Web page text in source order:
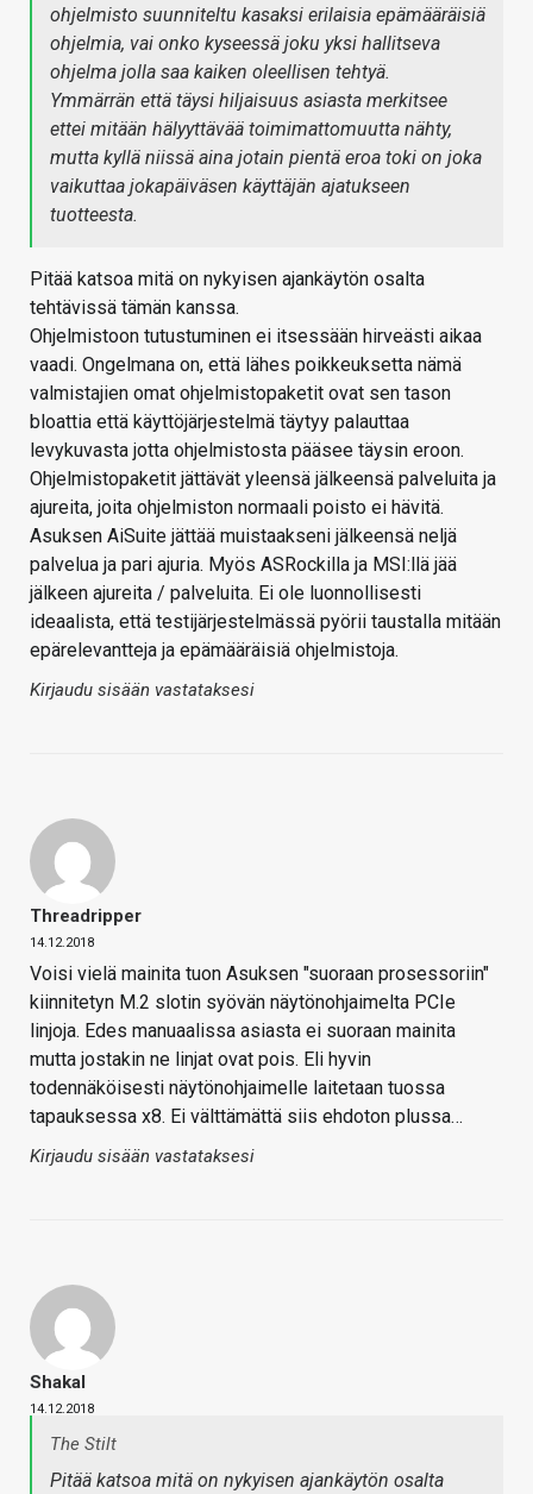
ohjelmisto suunniteltu kasaksi erilaisia epämääräisiä
ohjelmia, vai onko kyseessä joku yksi hallitseva
ohjelma jolla saa kaiken oleellisen tehtyä.
Ymmärrän että täysi hiljaisuus asiasta merkitsee
ettei mitään hälyyttävää toimimattomuutta nähty,
mutta kyllä niissä aina jotain pientä eroa toki on joka
vaikuttaa jokapäiväsen käyttäjän ajatukseen
tuotteesta.
Pitää katsoa mitä on nykyisen ajankäytön osalta
tehtävissä tämän kanssa.
Ohjelmistoon tutustuminen ei itsessään hirveästi aikaa
vaadi. Ongelmana on, että lähes poikkeuksetta nämä
valmistajien omat ohjelmistopaketit ovat sen tason
bloattia että käyttöjärjestelmä täytyy palauttaa
levykuvasta jotta ohjelmistosta pääsee täysin eroon.
Ohjelmistopaketit jättävät yleensä jälkeensä palveluita ja
ajureita, joita ohjelmiston normaali poisto ei hävitä.
Asuksen AiSuite jättää muistaakseni jälkeensä neljä
palvelua ja pari ajuria. Myös ASRockilla ja MSI:llä jää
jälkeen ajureita / palveluita. Ei ole luonnollisesti
ideaalista, että testijärjestelmässä pyörii taustalla mitään
epärelevantteja ja epämääräisiä ohjelmistoja.
Kirjaudu sisään vastataksesi
Threadripper
14.12.2018
Voisi vielä mainita tuon Asuksen "suoraan prosessoriin"
kiinnitetyn M.2 slotin syövän näytönohjaimelta PCIe
linjoja. Edes manuaalissa asiasta ei suoraan mainita
mutta jostakin ne linjat ovat pois. Eli hyvin
todennäköisesti näytönohjaimelle laitetaan tuossa
tapauksessa x8. Ei välttämättä siis ehdoton plussa…
Kirjaudu sisään vastataksesi
Shakal
14.12.2018
The Stilt
Pitää katsoa mitä on nykyisen ajankäytön osalta